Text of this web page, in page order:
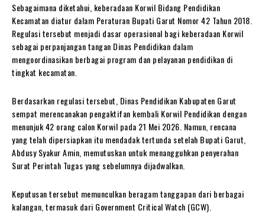
Sebagaimana diketahui, keberadaan Korwil Bidang Pendidikan
Kecamatan diatur dalam Peraturan Bupati Garut Nomor 42 Tahun 2018.
Regulasi tersebut menjadi dasar operasional bagi keberadaan Korwil
sebagai perpanjangan tangan Dinas Pendidikan dalam
mengoordinasikan berbagai program dan pelayanan pendidikan di
tingkat kecamatan.
Berdasarkan regulasi tersebut, Dinas Pendidikan Kabupaten Garut
sempat merencanakan pengaktifan kembali Korwil Pendidikan dengan
menunjuk 42 orang calon Korwil pada 21 Mei 2026. Namun, rencana
yang telah dipersiapkan itu mendadak tertunda setelah Bupati Garut,
Abdusy Syakur Amin, memutuskan untuk menangguhkan penyerahan
Surat Perintah Tugas yang sebelumnya dijadwalkan.
Keputusan tersebut memunculkan beragam tanggapan dari berbagai
kalangan, termasuk dari Government Critical Watch (GCW).